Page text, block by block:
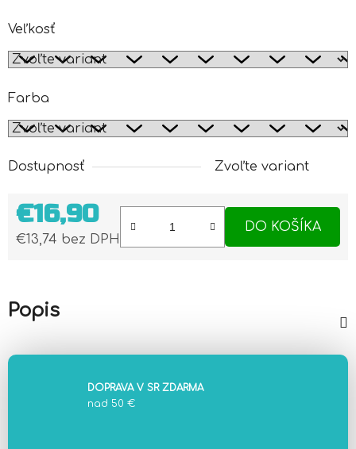
Veľkosť
Farba
Dostupnosť Zvoľte variant
€16,90
€13,74 bez DPH
DO KOŠÍKA
Popis
DOPRAVA V SR ZDARMA
nad 50 €